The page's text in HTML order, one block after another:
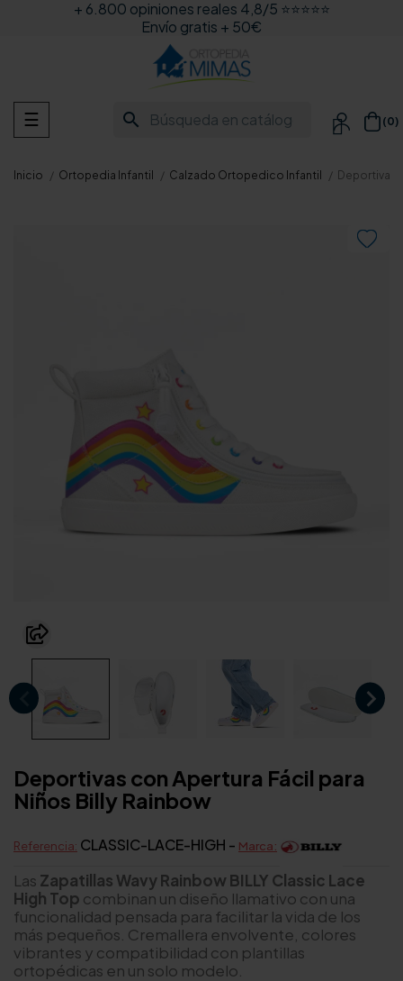
+ 6.800 opiniones reales 4,8/5 ⭐⭐⭐⭐⭐
Envío gratis + 50€
search  (0)
Navegación
de
☰
Inicio Ortopedia Infantil Calzado Ortopedico Infantil Deportivas

Deportivas con Apertura Fácil para
Niños Billy Rainbow
Referencia: CLASSIC-LACE-HIGH - Marca:
Las Zapatillas Wavy Rainbow BILLY Classic Lace
High Top combinan un diseño llamativo con una
funcionalidad pensada para facilitar la vida de los
más pequeños. Cremallera envolvente, colores
vibrantes y compatibilidad con plantillas
ortopédicas en un solo modelo.